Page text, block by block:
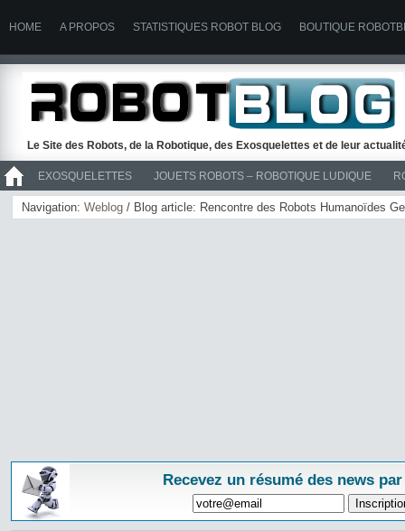
HOME A PROPOS STATISTIQUES ROBOT BLOG BOUTIQUE
Le Site des Robots, de la Robotique, des Exosquelettes et de leur
EXOSQUELETTES JOUETS ROBOTS – ROBOTIQUE LUDIQUE
>> ROBOTS
Navigation: Weblog / Blog article: Rencontre des Robots Humanoïdes
Recevez un résumé des news